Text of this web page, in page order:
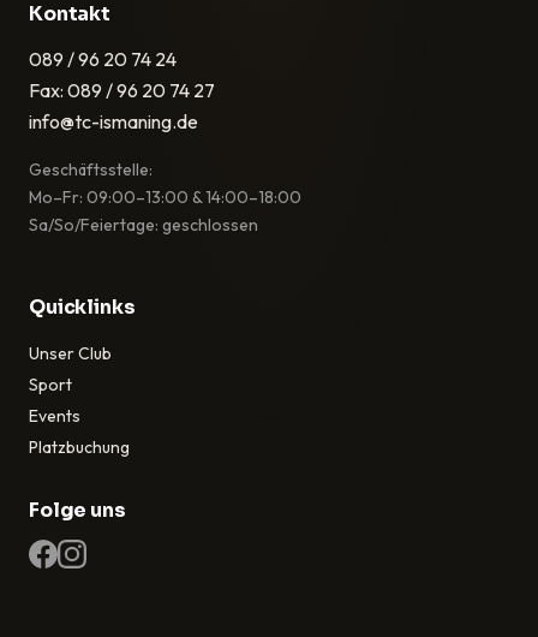
Kontakt
089 / 96 20 74 24
Fax: 089 / 96 20 74 27
info@tc-ismaning.de
Geschäftsstelle:
Mo–Fr: 09:00–13:00 & 14:00–18:00
Sa/So/Feiertage: geschlossen
Quicklinks
Unser Club
Sport
Events
Platzbuchung
Folge uns